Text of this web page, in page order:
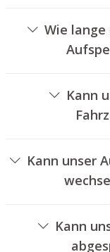
verschiedenen
des
eventuellen
Wie lange müssen Sie warten, bis unser
innerhalb von
Wartezeit hängt
Einsatzortes zu
Kann
Kann unser Aufsperrdienst auch Türschlösser
Schlössern an.
Kann